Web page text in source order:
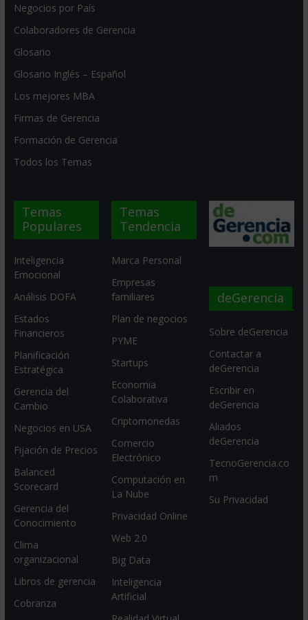
Negocios por País
Colaboradores de Gerencia
Glosario
Glosario Inglés – Español
Los mejores MBA
Firmas de Gerencia
Formación de Gerencia
Todos los Temas
Temas
Populares
Inteligencia
Emocional
Análisis DOFA
Estados
Financieros
Planificación
Estratégica
Gerencia del
Cambio
Negocios en USA
Fijación de Precios
Balanced
Scorecard
Gerencia del
Conocimiento
Clima
organizacional
Libros de gerencia
Cobranza
Temas
Tendencia
Marca Personal
Empresas
familiares
Plan de negocios
PYME
Startups
Economia
Colaborativa
Criptomonedas
Comercio
Electrónico
Computación en
La Nube
Privacidad Online
Web 2.0
Big Data
Inteligencia
Artificial
deGerencia
Sobre deGerencia
Contactar a
deGerencia
Escribir en
deGerencia
Aliados
deGerencia
TecnoGerencia.co
m
Su Privacidad